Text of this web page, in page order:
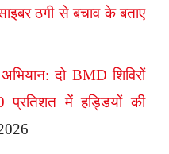
ठगी से बचाव के बताए
दो BMD शिविरों
में हड्डियों की